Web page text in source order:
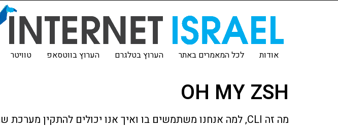
אודות לכל המאמרים באתר הערוץ בטלגרם הערוץ בווטסאפ טוויטר
OH MY ZSH
מה זה CLI, למה אנחנו משתמשים בו ואיך אנו יכולים להתקין מערכת שממש מקילה על השימוש בו.